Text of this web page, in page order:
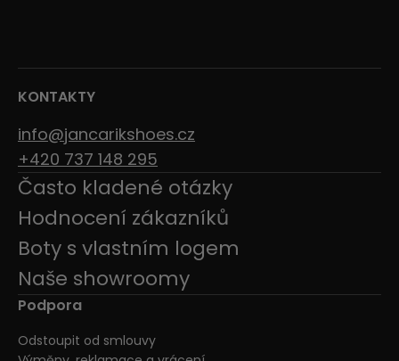
KONTAKTY
info@jancarikshoes.cz
+420 737 148 295
Často kladené otázky
Hodnocení zákazníků
Boty s vlastním logem
Naše showroomy
Podpora
Odstoupit od smlouvy